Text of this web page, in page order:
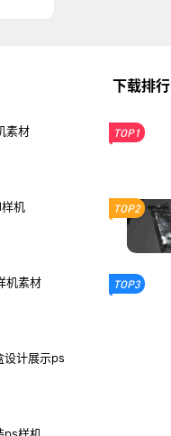
素材
机
机素材
设计展示ps
下载排行
TOP1
TOP2
TOP3